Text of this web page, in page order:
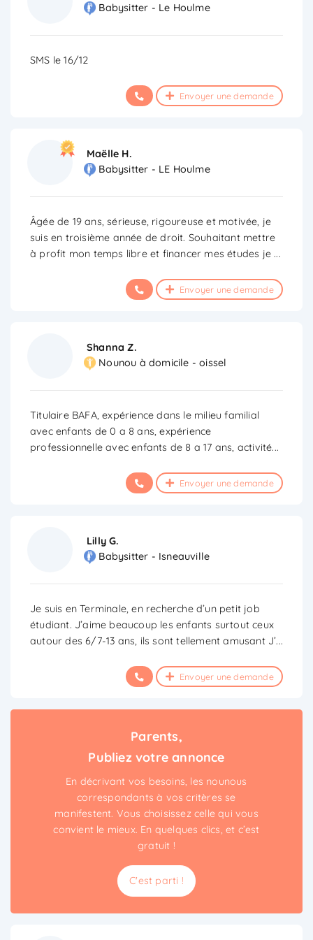
Babysitter - Le Houlme
SMS le 16/12
Envoyer une demande
Maëlle H.
Babysitter - LE Houlme
Âgée de 19 ans, sérieuse, rigoureuse et motivée, je
suis en troisième année de droit. Souhaitant mettre
à profit mon temps libre et financer mes études je...
Envoyer une demande
Shanna Z.
Nounou à domicile - oissel
Titulaire BAFA, expérience dans le milieu familial
avec enfants de 0 a 8 ans, expérience
professionnelle avec enfants de 8 a 17 ans, activité...
Envoyer une demande
Lilly G.
Babysitter - Isneauville
Je suis en Terminale, en recherche d’un petit job
étudiant. J’aime beaucoup les enfants surtout ceux
autour des 6/7-13 ans, ils sont tellement amusant J’...
Envoyer une demande
Parents,
Publiez votre annonce
En décrivant vos besoins, les nounous
correspondants à vos critères se
manifestent. Vous choisissez celle qui vous
convient le mieux. En quelques clics, et c’est
gratuit !
C'est parti !